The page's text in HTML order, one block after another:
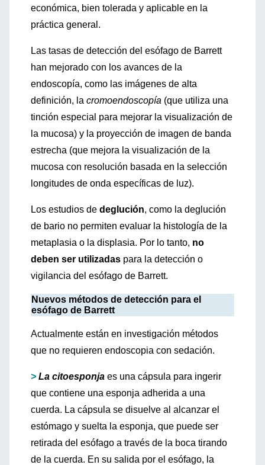
económica, bien tolerada y aplicable en la
práctica general.
Las tasas de detección del esófago de Barrett
han mejorado con los avances de la
endoscopía, como las imágenes de alta
definición, la cromoendoscopía (que utiliza una
tinción especial para mejorar la visualización de
la mucosa) y la proyección de imagen de banda
estrecha (que mejora la visualización de la
mucosa con resolución basada en la selección
longitudes de onda específicas de luz).
Los estudios de deglución, como la deglución
de bario no permiten evaluar la histología de la
metaplasia o la displasia. Por lo tanto, no
deben ser utilizadas para la detección o
vigilancia del esófago de Barrett.
Nuevos métodos de detección para el
esófago de Barrett
Actualmente están en investigación métodos
que no requieren endoscopia con sedación.
> La citoesponja es una cápsula para ingerir
que contiene una esponja adherida a una
cuerda. La cápsula se disuelve al alcanzar el
estómago y suelta la esponja, que puede ser
retirada del esófago a través de la boca tirando
de la cuerda. En su salida por el esófago, la